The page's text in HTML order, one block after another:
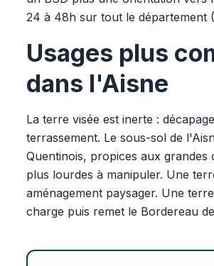
24 à 48h sur tout le département
Usages plus
dans l'Aisne
La terre visée est inerte :
terrassement. Le sous-sol de
Quentinois, propices aux grandes
plus lourdes à manipuler. Une
aménagement paysager. Une
charge puis remet le Bordereau